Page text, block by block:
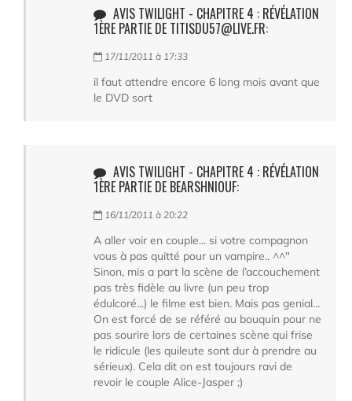
AVIS TWILIGHT - CHAPITRE 4 : RÉVÉLATION
1ÈRE PARTIE DE TITISDU57@LIVE.FR:
17/11/2011 à 17:33
il faut attendre encore 6 long mois avant que
le DVD sort
AVIS TWILIGHT - CHAPITRE 4 : RÉVÉLATION
1ÈRE PARTIE DE BEARSHNIOUF:
16/11/2011 à 20:22
A aller voir en couple... si votre compagnon
vous à pas quitté pour un vampire.. ^^"
Sinon, mis a part la scène de l’accouchement
pas très fidèle au livre (un peu trop
édulcoré...) le filme est bien. Mais pas genial...
On est forcé de se référé au bouquin pour ne
pas sourire lors de certaines scène qui frise
le ridicule (les quileute sont dur à prendre au
sérieux). Cela dit on est toujours ravi de
revoir le couple Alice-Jasper ;)